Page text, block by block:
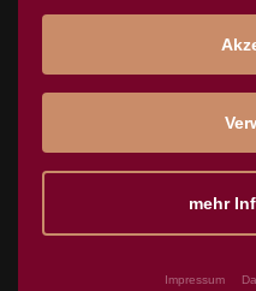
UMSETZUNG
Webdesign und
Werbeagentur Holl,
Technische
mehr
Impressum